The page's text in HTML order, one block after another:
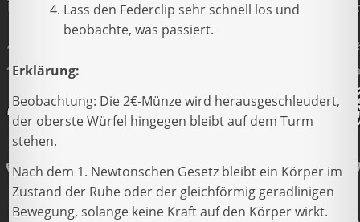
Lass den Federclip sehr schnell los und
beobachte, was passiert.
Erklärung:
Beobachtung: Die 2€-Münze wird herausgeschleudert,
der oberste Würfel hingegen bleibt auf dem Turm
stehen.
Nach dem 1. Newtonschen Gesetz bleibt ein Körper im
Zustand der Ruhe oder der gleichförmig geradlinigen
Bewegung, solange keine Kraft auf den Körper wirkt.